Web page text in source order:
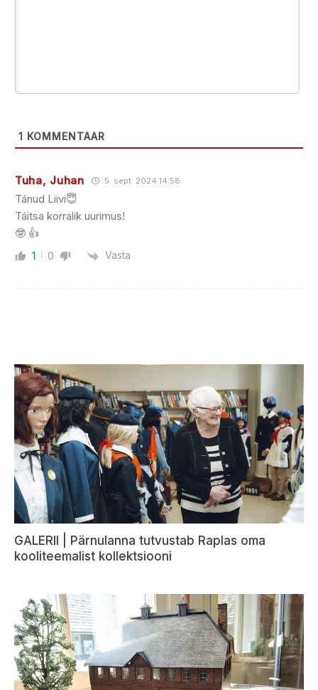
1 KOMMENTAAR
Tuha, Juhan 5. sept. 2024 14:58
Tánud Liivi😇
Táitsa korralik uurimus!
🤓 👍
1 0 Vasta
GALERII | Pärnulanna tutvustab Raplas oma
kooliteemalist kollektsiooni